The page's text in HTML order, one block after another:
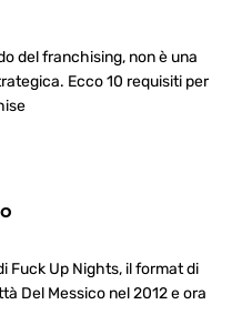
del franchising, non è una
Ecco 10 requisiti per
Fuck Up Nights, il format di
Del Messico nel 2012 e ora